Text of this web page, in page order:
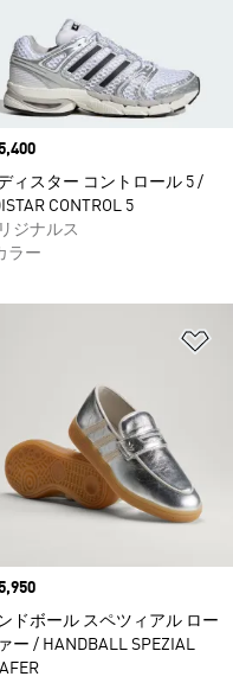
ィスター コントロール 5 /
CONTROL 5
ジナルス
ラー
ドボール スペツィアル ロー
ー / HANDBALL SPEZIAL